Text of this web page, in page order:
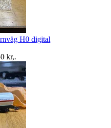
H0 digital
kr,.